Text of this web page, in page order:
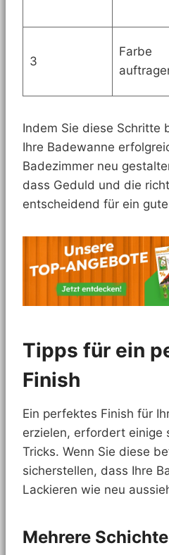
3
Farbe
Indem Sie diese Schritte
Ihre Badewanne
Badezimmer neu
dass Geduld und die
entscheidend für ein
Tipps für ein
Finish
Ein perfektes Finish für
erzielen, erfordert einige
Tricks. Wenn Sie diese
sicherstellen, dass Ihre
Lackieren wie neu
Mehrere